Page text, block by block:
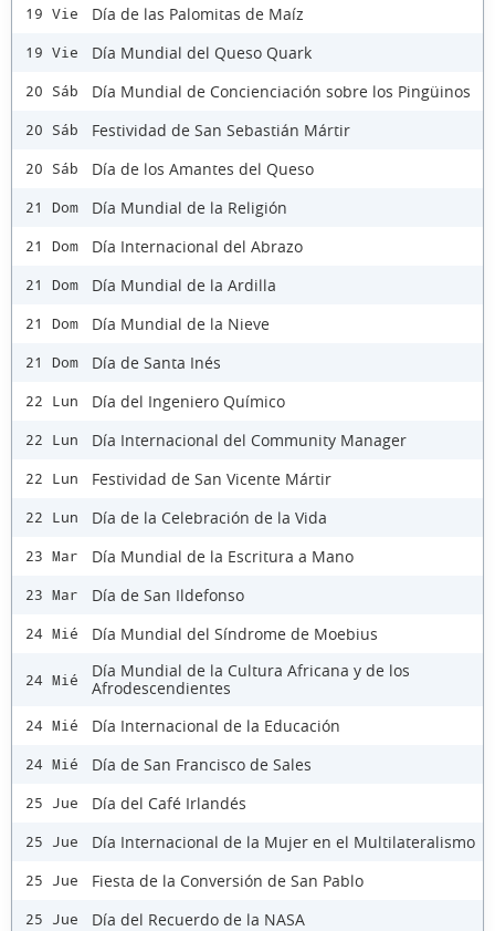
19 Vie Día de las Palomitas de Maíz
19 Vie Día Mundial del Queso Quark
20 Sáb Día Mundial de Concienciación sobre los Pingüinos
20 Sáb Festividad de San Sebastián Mártir
20 Sáb Día de los Amantes del Queso
21 Dom Día Mundial de la Religión
21 Dom Día Internacional del Abrazo
21 Dom Día Mundial de la Ardilla
21 Dom Día Mundial de la Nieve
21 Dom Día de Santa Inés
22 Lun Día del Ingeniero Químico
22 Lun Día Internacional del Community Manager
22 Lun Festividad de San Vicente Mártir
22 Lun Día de la Celebración de la Vida
23 Mar Día Mundial de la Escritura a Mano
23 Mar Día de San Ildefonso
24 Mié Día Mundial del Síndrome de Moebius
24 Mié
Día Mundial de la Cultura Africana y de los
Afrodescendientes
24 Mié Día Internacional de la Educación
24 Mié Día de San Francisco de Sales
25 Jue Día del Café Irlandés
25 Jue Día Internacional de la Mujer en el Multilateralismo
25 Jue Fiesta de la Conversión de San Pablo
25 Jue Día del Recuerdo de la NASA